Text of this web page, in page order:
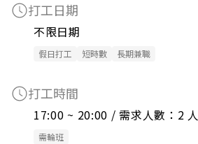
打工日期
不限日期
假日打工 短時數 長期兼職
打工時間
17:00 ~ 20:00 / 需求人數：2 人
需輪班